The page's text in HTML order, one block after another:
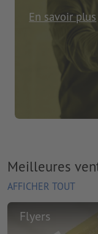
En savoir plus
Meilleures
AFFICHER TOUT
Flyers